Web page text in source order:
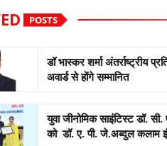
POSTS
डॉ भास्कर शर्मा अंतर्राष्ट्रीय
अवार्ड से होंगे सम्मानित
युवा जीनोमिक साइंटिस्ट डॉ. सी.
को डॉ. ए. पी. जे.अब्दुल कलाम